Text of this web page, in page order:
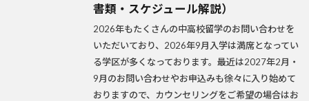
書類・スケジュール解説）
2026年もたくさんの中高校留学のお問い合わせを
いただいており、2026年9月入学は満席となってい
る学区が多くなっております。最近は2027年2月・
9月のお問い合わせやお申込みも徐々に入り始めて
おりますので、カウンセリングをご希望の場合はお